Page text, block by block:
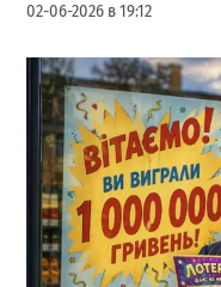
02-06-2026 в 19:12